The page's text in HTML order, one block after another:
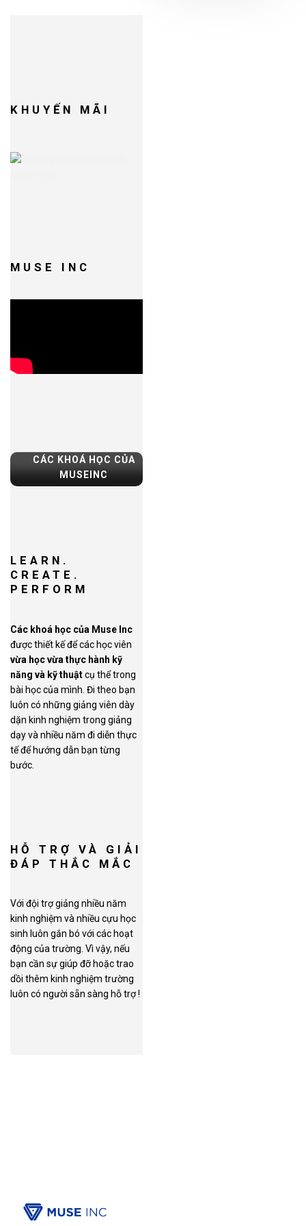
KHUYẾN MÃI
MUSE INC
CÁC KHOÁ HỌC CỦA
MUSEINC
LEARN.
CREATE.
PERFORM
Các khoá học của Muse Inc
được thiết kế để các học viên
vừa học vừa thực hành kỹ
năng và kỹ thuậtcụ thể trong
bài học của mình. Đi theo bạn
luôn có những giảng viên dày
dặn kinh nghiệm trong giảng
dạy và nhiều năm đi diễn thực
tế để hướng dẫn bạn từng
bước.
HỖ TRỢ VÀ GIẢI
ĐÁP THẮC MẮC
Với đội trợ giảng nhiều năm
kinh nghiệm và nhiều cựu học
sinh luôn gắn bó với các hoạt
động của trường. Vì vậy, nếu
bạn cần sự giúp đỡ hoặc trao
dồi thêm kinh nghiệm trường
luôn có người sẵn sàng hỗ trợ !